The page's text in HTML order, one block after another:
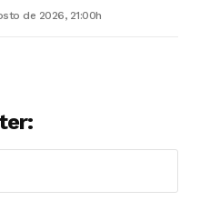
JÁ!
de 2026, 21:00h